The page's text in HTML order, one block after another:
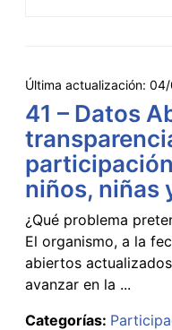
Última actualización: 04/
41 – Datos
niños, niñas
¿Qué problema
El organismo, a la
abiertos
avanzar en la ...
Categorías: